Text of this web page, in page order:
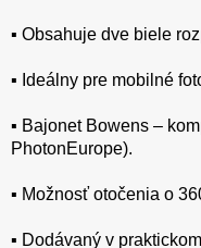
▪️ Obsahuje dve biele
▪️ Ideálny pre mobilné
▪️ Bajonet Bowens –
PhotonEurope).
▪️ Možnosť otočenia o
▪️ Dodávaný v